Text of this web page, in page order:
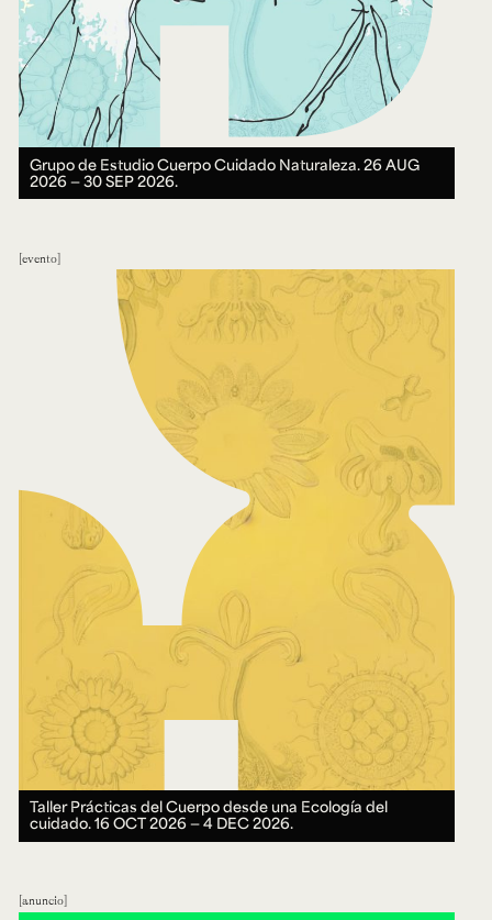
Grupo de Estudio Cuerpo Cuidado Naturaleza.26 AUG
2026 ― 30 SEP 2026.
evento
Taller Prácticas del Cuerpo desde una Ecología del
cuidado.16 OCT 2026 ― 4 DEC 2026.
anuncio